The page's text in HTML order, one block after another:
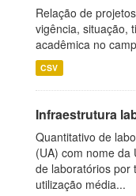
Relação de
vigência, situação,
acadêmica no
CSV
Infraestrutura
Quantitativo de
(UA) com nome da
de laboratórios por
utilização média...